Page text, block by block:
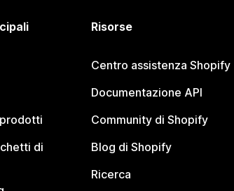
di
Risorse
Centro assistenza Shopify
Documentazione API
Community di Shopify
Blog di Shopify
Ricerca